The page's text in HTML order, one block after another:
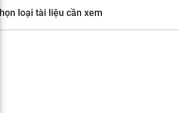
loại tài liệu cần xem